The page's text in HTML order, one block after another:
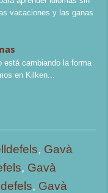
vacaciones y las ganas
está cambiando la forma
en Kilken
, Gavà
, Gavà
, Gavà